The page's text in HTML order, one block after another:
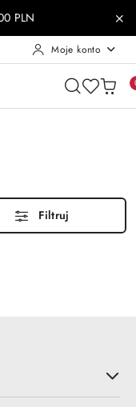
PLN
Moje konto
Filtruj